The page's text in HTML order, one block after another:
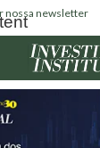
nossa newsletter